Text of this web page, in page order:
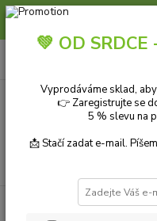
Slunce, koupání a horko dávají
HYGIENA Ústní
💚 OD
Vyprodáváme sklad,
👉 Zaregistrujte se
5 % slevu na
📩 Stačí zadat e-mail.